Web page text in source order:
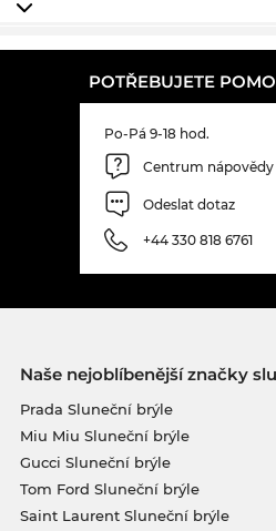
POTŘEBUJETE
Po-Pá 9-18 hod.
Centrum nápovědy
Odeslat dotaz
+44 330 818 6761
Naše nejoblíbenější značky
Prada Sluneční brýle
Miu Miu Sluneční brýle
Gucci Sluneční brýle
Tom Ford Sluneční brýle
Saint Laurent Sluneční brýle